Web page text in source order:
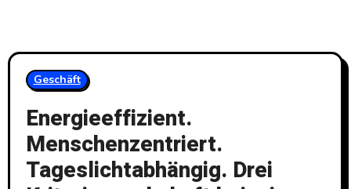
Geschäft
Energieeffizient.
Menschenzentriert.
Tageslichtabhängig. Drei